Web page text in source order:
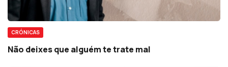
CRÓNICAS
Não deixes que alguém te trate mal